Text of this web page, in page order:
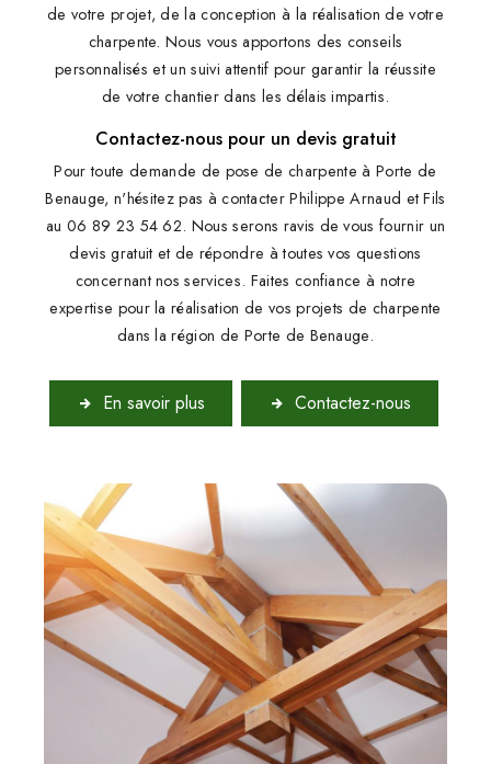
de votre projet, de la conception à la réalisation de votre
charpente. Nous vous apportons des conseils
personnalisés et un suivi attentif pour garantir la réussite
de votre chantier dans les délais impartis.
Contactez-nous pour un devis gratuit
Pour toute demande de pose de charpente à Porte de
Benauge, n'hésitez pas à contacter Philippe Arnaud et Fils
au 06 89 23 54 62. Nous serons ravis de vous fournir un
devis gratuit et de répondre à toutes vos questions
concernant nos services. Faites confiance à notre
expertise pour la réalisation de vos projets de charpente
dans la région de Porte de Benauge.
En savoir plus Contactez-nous